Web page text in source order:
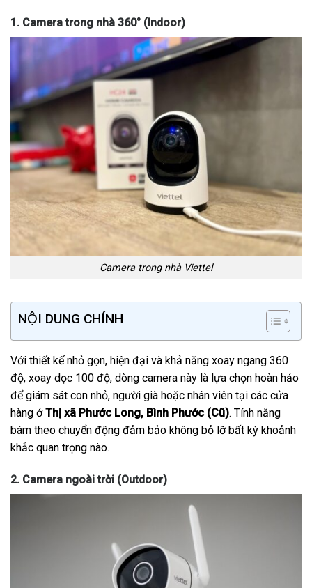
1. Camera trong nhà 360° (Indoor)
Camera trong nhà Viettel
NỘI DUNG CHÍNH
Với thiết kế nhỏ gọn, hiện đại và khả năng xoay ngang 360
độ, xoay dọc 100 độ, dòng camera này là lựa chọn hoàn hảo
để giám sát con nhỏ, người già hoặc nhân viên tại các cửa
hàng ởThị xã Phước Long, Bình Phước (Cũ). Tính năng
bám theo chuyển động đảm bảo không bỏ lỡ bất kỳ khoảnh
khắc quan trọng nào.
2. Camera ngoài trời (Outdoor)